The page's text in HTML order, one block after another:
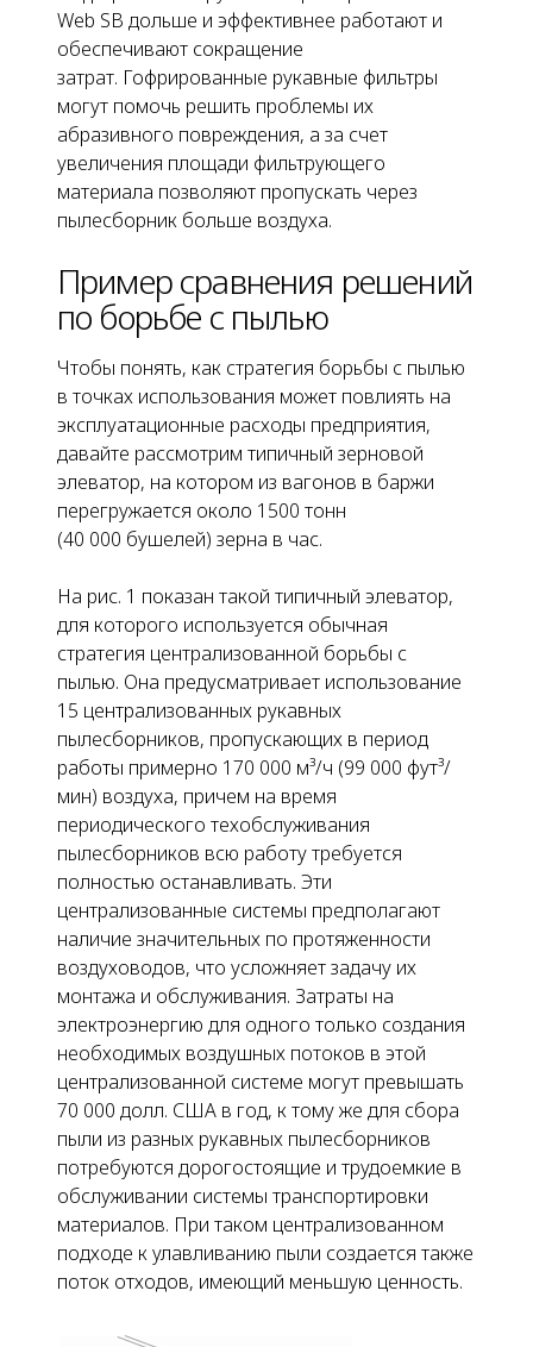
Web SB дольше и эффективнее работают и
обеспечивают сокращение
затрат. Гофрированные рукавные фильтры
могут помочь решить проблемы их
абразивного повреждения, а за счет
увеличения площади фильтрующего
материала позволяют пропускать через
пылесборник больше воздуха.
Пример сравнения решений
по борьбе с пылью
Чтобы понять, как стратегия борьбы с пылью
в точках использования может повлиять на
эксплуатационные расходы предприятия,
давайте рассмотрим типичный зерновой
элеватор, на котором из вагонов в баржи
перегружается около 1500 тонн
(40 000 бушелей) зерна в час.
На рис. 1 показан такой типичный элеватор,
для которого используется обычная
стратегия централизованной борьбы с
пылью. Она предусматривает использование
15 централизованных рукавных
пылесборников, пропускающих в период
работы примерно 170 000 м³/ч (99 000 фут³/
мин) воздуха, причем на время
периодического техобслуживания
пылесборников всю работу требуется
полностью останавливать. Эти
централизованные системы предполагают
наличие значительных по протяженности
воздуховодов, что усложняет задачу их
монтажа и обслуживания. Затраты на
электроэнергию для одного только создания
необходимых воздушных потоков в этой
централизованной системе могут превышать
70 000 долл. США в год, к тому же для сбора
пыли из разных рукавных пылесборников
потребуются дорогостоящие и трудоемкие в
обслуживании системы транспортировки
материалов. При таком централизованном
подходе к улавливанию пыли создается также
поток отходов, имеющий меньшую ценность.